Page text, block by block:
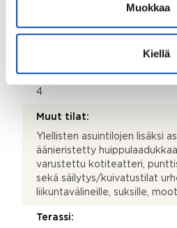
Muokkaa
Kiellä
yhteydessä on lisäksi kaksi
soveltuu vierashuoneeksi tai
Makuuhuoneiden
4
Muut tilat:
Ylellisten asuintilojen lisäksi
äänieristetty
varustettu kotiteatteri,
sekä säilytys/kuivatustilat
liikuntavälineille, suksille,
Terassi: